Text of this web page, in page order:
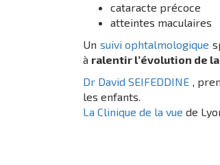
cataracte précoce
atteintes maculaires
Un suivi ophtalmologique
à ralentir l’évolution de
Dr David SEIFEDDINE ,
les enfants.
La Clinique de la vue de